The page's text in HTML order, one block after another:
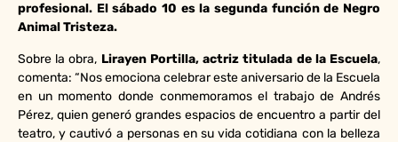
profesional. El sábado 10 es la segunda función de Negro
Animal Tristeza.
Sobre la obra, Lirayen Portilla, actriz titulada de la Escuela,
comenta: “Nos emociona celebrar este aniversario de la Escuela
en un momento donde conmemoramos el trabajo de Andrés
Pérez, quien generó grandes espacios de encuentro a partir del
teatro, y cautivó a personas en su vida cotidiana con la belleza